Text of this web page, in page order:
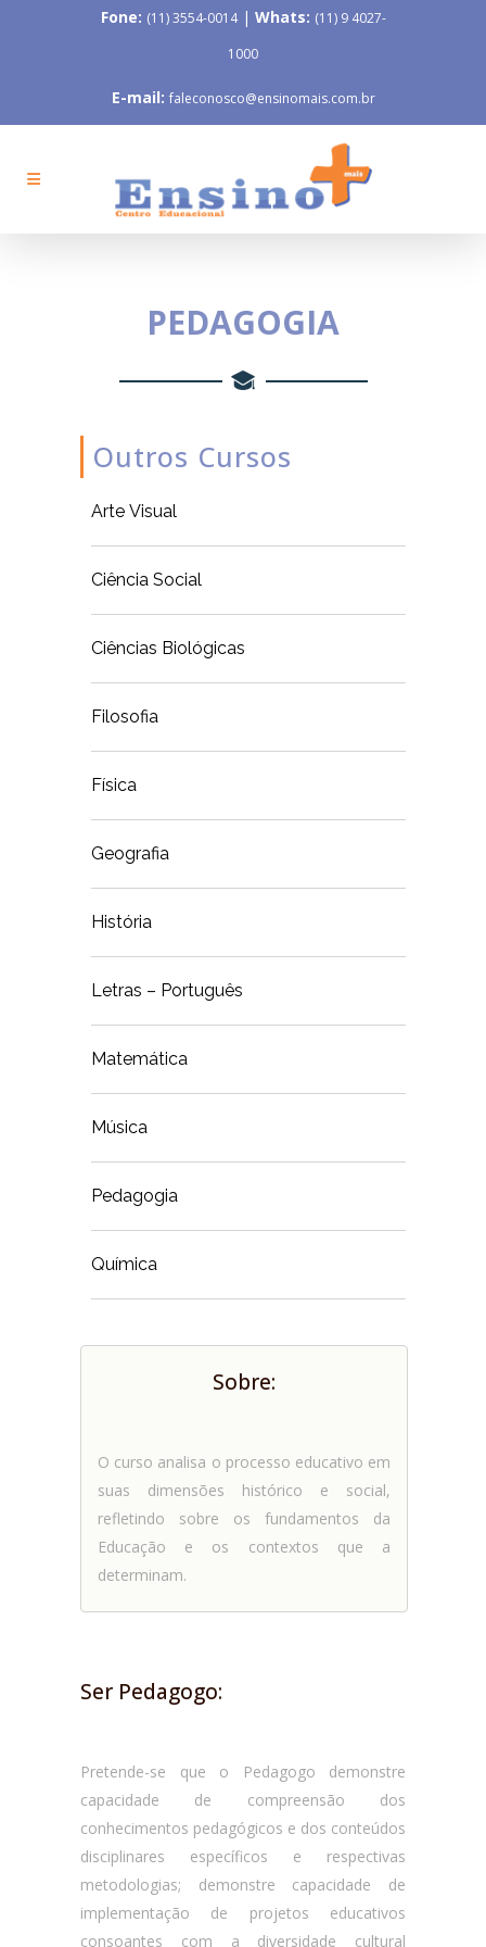
Fone: (11) 3554-0014| Whats: (11) 9 4027-
1000
E-mail: faleconosco@ensinomais.com.br
PEDAGOGIA
Outros Cursos
Arte Visual
Ciência Social
Ciências Biológicas
Filosofia
Física
Geografia
História
Letras – Português
Matemática
Música
Pedagogia
Química
Sobre:
O curso analisa o processo educativo em
suas dimensões histórico e social,
refletindo sobre os fundamentos da
Educação e os contextos que a
determinam.
Ser Pedagogo:
Pretende-se que o Pedagogo demonstre
capacidade de compreensão dos
conhecimentos pedagógicos e dos conteúdos
disciplinares específicos e respectivas
metodologias; demonstre capacidade de
implementação de projetos educativos
consoantes com a diversidade cultural